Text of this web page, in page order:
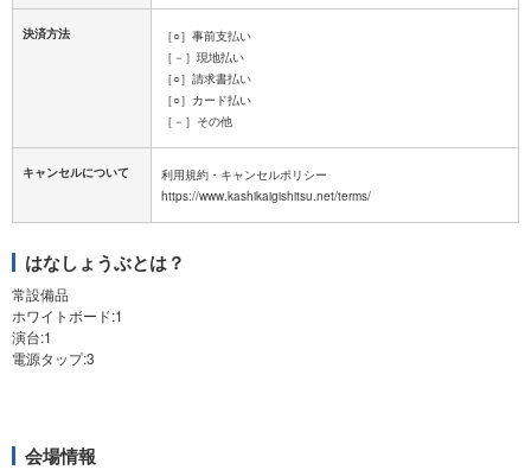
決済方法
［○］事前支払い
［－］現地払い
［○］請求書払い
［○］カード払い
［－］その他
キャンセルについて
利用規約・キャンセルポリシー
はなしょうぶとは？
常設備品
ホワイトボード:1
演台:1
電源タップ:3
会場情報